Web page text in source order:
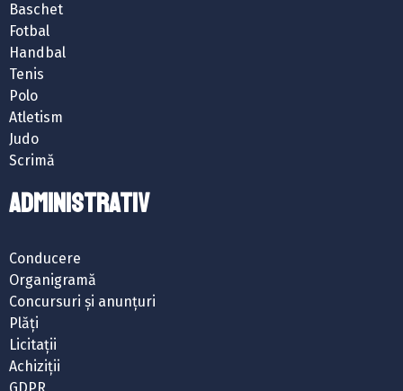
Baschet
Fotbal
Handbal
Tenis
Polo
Atletism
Judo
Scrimă
ADMINISTRATIV
Conducere
Organigramă
Concursuri și anunțuri
Plăți
Licitații
Achiziții